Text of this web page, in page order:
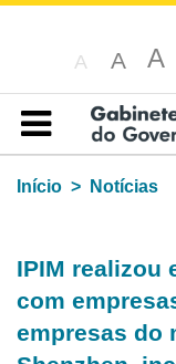
A A A
Índice
Início
Notícias
IPIM realizou
com
empresas do